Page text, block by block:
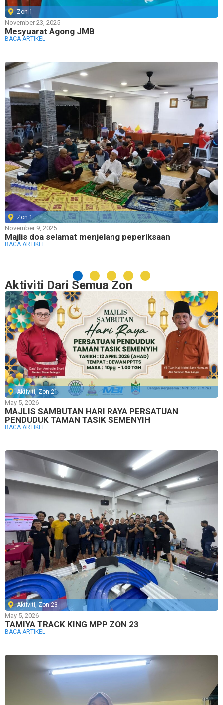
Zon 1
November 23, 2025
Mesyuarat Agong JMB
BACA ARTIKEL
Zon 1
November 9, 2025
Majlis doa selamat menjelang peperiksaan
BACA ARTIKEL
Aktiviti Dari Semua Zon
Aktiviti,Zon 21
May 5, 2026
MAJLIS SAMBUTAN HARI RAYA PERSATUAN
PENDUDUK TAMAN TASIK SEMENYIH
BACA ARTIKEL
Aktiviti Zon 23
May 5, 2026
TAMIYA TRACK KING MPP ZON 23
BACA ARTIKEL